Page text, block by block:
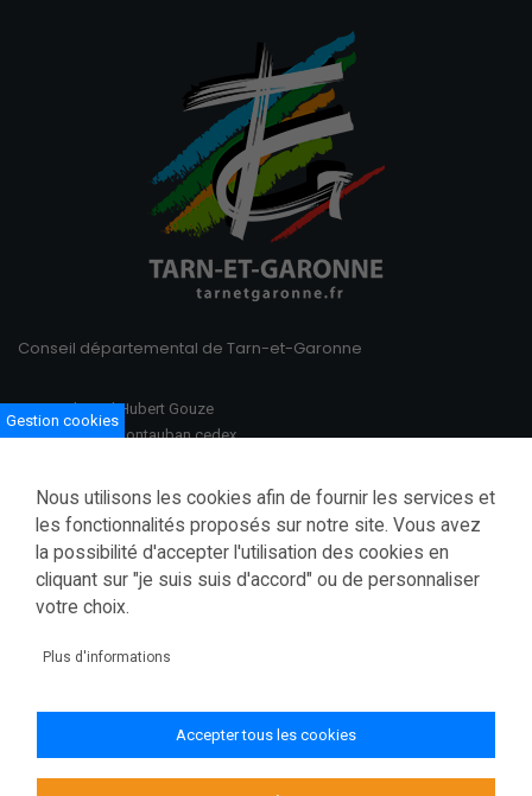
Conseil départemental de Tarn-et-Garonne
100 Boulevard Hubert Gouze
BP 783 82013 Montauban cedex
Tél.: 05 63 91 82 00
Fax.: 05 63 03 28 52
courrier@tarnetgaronne.fr
Politique de confidentialité
Plan du site
Gestion cookies
Nous utilisons les cookies afin de fournir les services et
les fonctionnalités proposés sur notre site. Vous avez
la possibilité d'accepter l'utilisation des cookies en
cliquant sur "je suis suis d'accord" ou de personnaliser
votre choix.
Plus d'informations
Accepter tous les cookies